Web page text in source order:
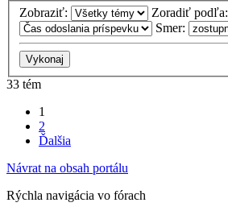
Zobraziť:
Zoradiť podľa:
Smer:
33 tém
1
2
Ďalšia
Návrat na obsah portálu
Rýchla navigácia vo fórach